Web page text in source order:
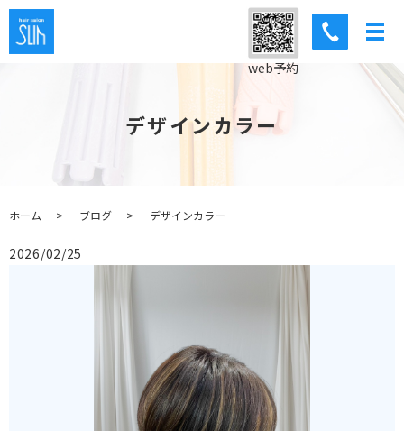
web予約
デザインカラー
ホーム ブログ デザインカラー
2026/02/25